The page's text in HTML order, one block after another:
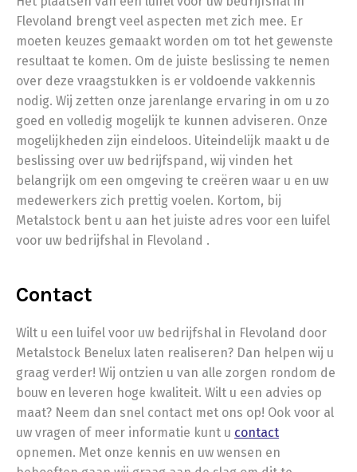
Flevoland brengt veel aspecten met zich mee. Er
moeten keuzes gemaakt worden om tot het gewenste
resultaat te komen. Om de juiste beslissing te nemen
over deze vraagstukken is er voldoende vakkennis
nodig. Wij zetten onze jarenlange ervaring in om u zo
goed en volledig mogelijk te kunnen adviseren. Onze
mogelijkheden zijn eindeloos. Uiteindelijk maakt u de
beslissing over uw bedrijfspand, wij vinden het
belangrijk om een omgeving te creëren waar u en uw
medewerkers zich prettig voelen. Kortom, bij
Metalstock bent u aan het juiste adres voor een luifel
voor uw bedrijfshal in Flevoland .
Contact
Wilt u een luifel voor uw bedrijfshal in Flevoland door
Metalstock Benelux laten realiseren? Dan helpen wij u
graag verder! Wij ontzien u van alle zorgen rondom de
bouw en leveren hoge kwaliteit. Wilt u een advies op
maat? Neem dan snel contact met ons op! Ook voor al
uw vragen of meer informatie kunt u contact
opnemen. Met onze kennis en uw wensen en